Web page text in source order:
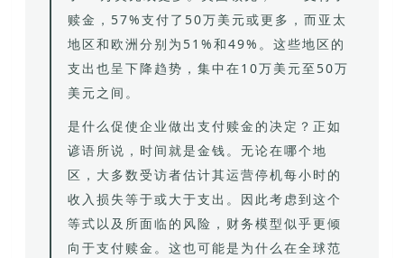
赎金，57%支付了50万美元或更多，而亚太
地区和欧洲分别为51%和49%。这些地区的
支出也呈下降趋势，集中在10万美元至50万
美元之间。
是什么促使企业做出支付赎金的决定？正如
谚语所说，时间就是金钱。无论在哪个地
区，大多数受访者估计其运营停机每小时的
收入损失等于或大于支出。因此考虑到这个
等式以及所面临的风险，财务模型似乎更倾
向于支付赎金。这也可能是为什么在全球范